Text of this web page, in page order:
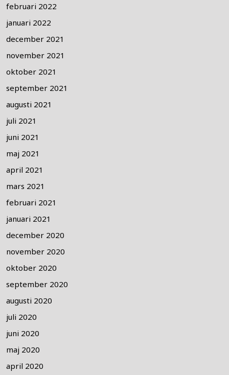
februari 2022
januari 2022
december 2021
november 2021
oktober 2021
september 2021
augusti 2021
juli 2021
juni 2021
maj 2021
april 2021
mars 2021
februari 2021
januari 2021
december 2020
november 2020
oktober 2020
september 2020
augusti 2020
juli 2020
juni 2020
maj 2020
april 2020